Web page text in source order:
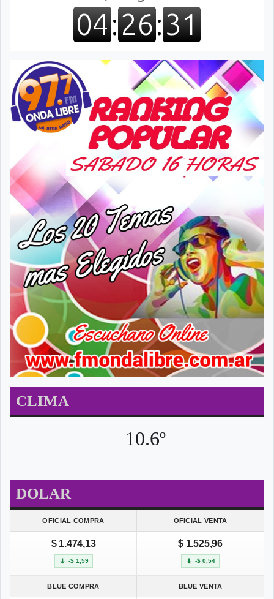
CLIMA
10.6º
DOLAR
OFICIAL COMPRA OFICIAL VENTA
$ 1.474,13
-$ 1,59
$ 1.525,96
-$ 0,54
BLUE COMPRA BLUE VENTA